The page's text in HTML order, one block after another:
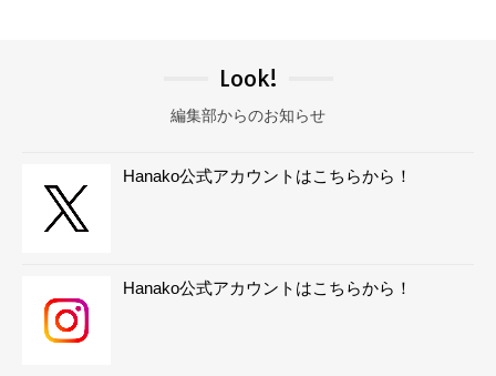
Look!
編集部からのお知らせ
Hanako公式アカウントはこちらから！
Hanako公式アカウントはこちらから！